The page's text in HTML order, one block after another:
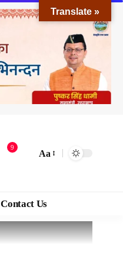
9
Aa
Contact Us
Translate »